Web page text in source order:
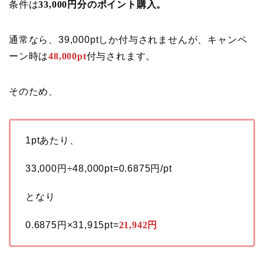
条件は33,000円分のポイント購入。
通常なら、39,000ptしか付与されませんが、キャンペ
ーン時は48,000pt付与されます。
そのため、
1ptあたり、
33,000円÷48,000pt=0.6875円/pt
となり
0.6875円×31,915pt=21,942円